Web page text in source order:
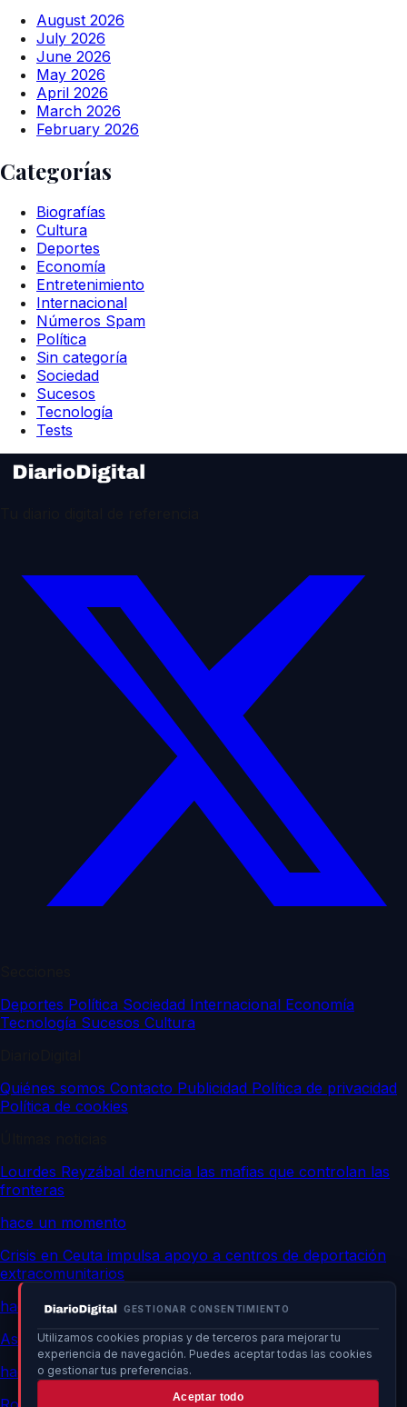
GESTIONAR CONSENTIMIENTO
Utilizamos cookies propias y de terceros para mejorar tu
experiencia de navegación. Puedes aceptar todas las cookies
o gestionar tus preferencias.
Aceptar todo
August 2026
July 2026
June 2026
May 2026
April 2026
March 2026
February 2026
Categorías
Biografías
Cultura
Deportes
Economía
Entretenimiento
Internacional
Números Spam
Política
Sin categoría
Sociedad
Sucesos
Tecnología
Tests
Deportes Política Sociedad Internacional Economía
Tecnología Sucesos Cultura
Quiénes somos Contacto Publicidad Política de privacidad
Política de cookies
Lourdes Reyzábal denuncia las mafias que controlan las
fronteras
hace un momento
Crisis en Ceuta impulsa apoyo a centros de deportación
extracomunitarios
hace un momento
Asalto masivo a Ceuta: confirman operación planificada
hace un momento